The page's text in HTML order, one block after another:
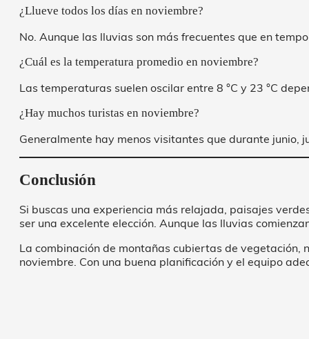
¿Llueve todos los días en noviembre?
No. Aunque las lluvias son más frecuentes que en
¿Cuál es la temperatura promedio en noviembre?
Las temperaturas suelen oscilar entre 8 °C y 23 °C
¿Hay muchos turistas en noviembre?
Generalmente hay menos visitantes que durante
Conclusión
Si buscas una experiencia más relajada, paisajes
ser una excelente elección. Aunque las lluvias
La combinación de montañas cubiertas de
noviembre. Con una buena planificación y el equipo